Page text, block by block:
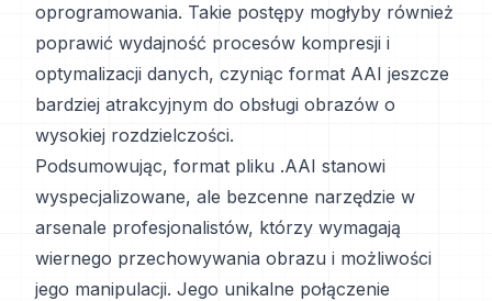
oprogramowania. Takie postępy mogłyby również
poprawić wydajność procesów kompresji i
optymalizacji danych, czyniąc format AAI jeszcze
bardziej atrakcyjnym do obsługi obrazów o
wysokiej rozdzielczości.
Podsumowując, format pliku .AAI stanowi
wyspecjalizowane, ale bezcenne narzędzie w
arsenale profesjonalistów, którzy wymagają
wiernego przechowywania obrazu i możliwości
jego manipulacji. Jego unikalne połączenie